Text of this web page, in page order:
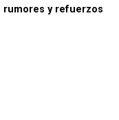
rumores y refuerzos